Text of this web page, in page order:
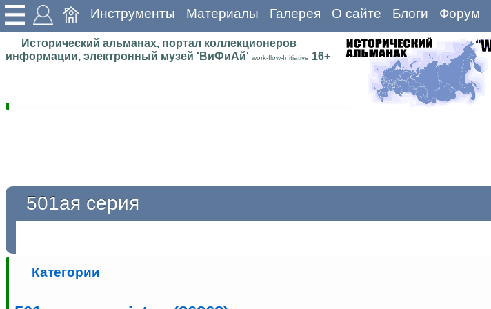
Инструменты Материалы Галерея О сайте Блоги Форум
Исторический альманах, портал коллекционеров
информации, электронный музей 'ВиФиАй' work-flow-Initiative 16+
501ая серия
Категории